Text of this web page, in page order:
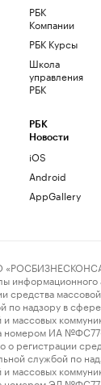
РБК
Компании
РБК Курсы
Школа
управления
РБК
РБК
Новости
iOS
Android
AppGallery
информационного
средства
по надзору в сфере
массовых
номером ИА
о регистрации
службой по
массовых